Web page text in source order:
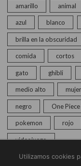
amarillo animal
azul blanco
brilla en la obscuridad
comida cortos
gato ghibli
medio alto mujer
negro One Piece
pokemon rojo
videojuego
Utilizamos cookies